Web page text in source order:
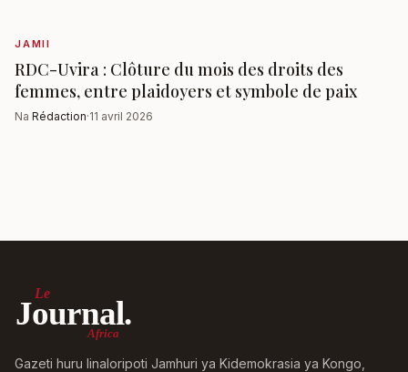
JAMII
RDC-Uvira : Clôture du mois des droits des
femmes, entre plaidoyers et symbole de paix
Na Rédaction·11 avril 2026
Le
Journal.
Africa
Gazeti huru linaloripoti Jamhuri ya Kidemokrasia ya Kongo,